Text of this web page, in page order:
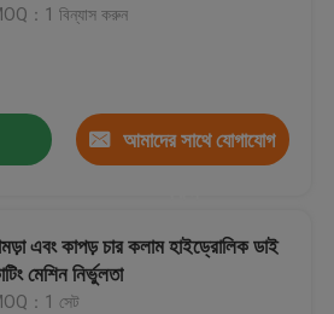
：1 বিন্যাস করুন
আমাদের সাথে যোগাযোগ
এবং কাপড় চার কলাম হাইড্রোলিক ডাই
মেশিন নির্ভুলতা
：1 সেট